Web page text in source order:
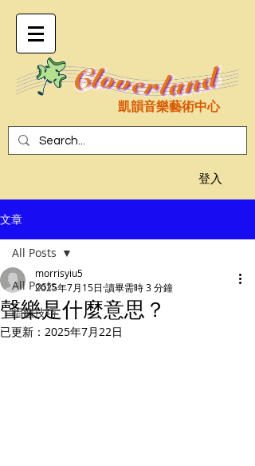
凱韻音樂藝術中心
登入
文章
All Posts
唱歌技巧
All Posts
聲樂是什麼意思？
morrisyiu5
2025年7月15日 讀畢需時 3 分鐘
已更新： 2025年7月22日